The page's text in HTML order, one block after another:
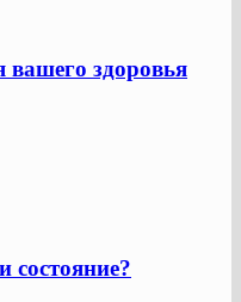
здоровья